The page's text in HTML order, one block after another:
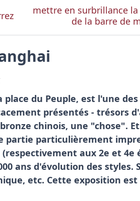
mettre en surbrillance la
de la barre de
du Peuple, est l'une
présentés - trésors
chinois, une "chose".
partie particulièrement
aux 2e et 4e
ans d'évolution des styles.
etc. Cette exposition